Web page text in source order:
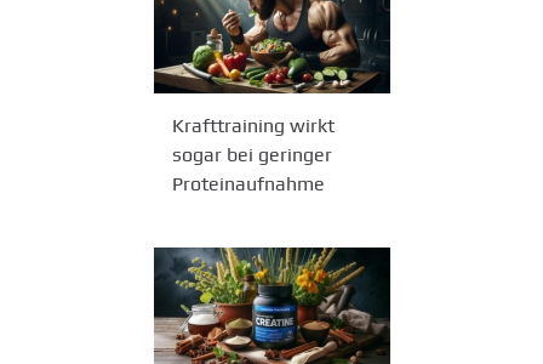
Krafttraining wirkt
sogar bei geringer
Proteinaufnahme